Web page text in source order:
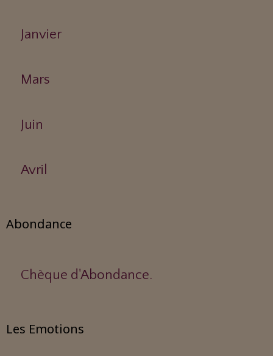
Janvier
Mars
Juin
Avril
Abondance
Chèque d'Abondance.
Les Emotions